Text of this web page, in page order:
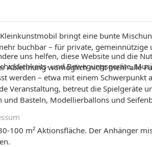
bringt eine bunte
buchbar – für private, gemeinnützige
und Bewegungsgeräte.
werden – etwa mit einem Schwerpunkt
Veranstaltung, betreut die Spielgeräte
Basteln, Modellierballons und
100 m² Aktionsfläche. Der Anhänger
uns helfen, diese Website und die
Ablehnung womöglich nicht mehr alle